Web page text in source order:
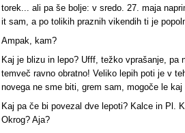
torek... ali pa še bolje: v sredo. 27. maja
it sam, a po tolikih praznih vikendih ti je
Ampak, kam?
Kaj je blizu in lepo? Ufff, težko vprašanje, pa
temveč ravno obratno! Veliko lepih poti je v
novega ne sme biti, grem sam, mogoče le kaj
Kaj pa če bi povezal dve lepoti? Kalce in Pl.
Okrog? Aja?